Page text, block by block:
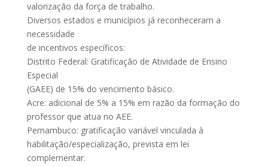
valorização da força de trabalho.
Diversos estados e municípios já reconheceram a
necessidade
de incentivos específicos:
Distrito Federal: Gratificação de Atividade de Ensino
Especial
(GAEE) de 15% do vencimento básico.
Acre: adicional de 5% a 15% em razão da formação do
professor que atua no AEE.
Pernambuco: gratificação variável vinculada à
habilitação/especialização, prevista em lei
complementar.